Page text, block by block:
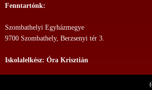
Fenntartónk:
Szombathelyi Egyházmegye
9700 Szombathely, Berzsenyi tér 3.
Iskolalelkész: Óra Krisztián